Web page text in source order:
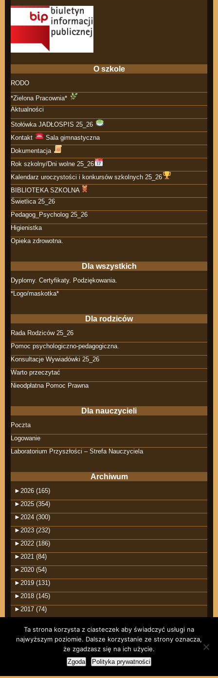
O szkole
RODO
*Zielona Pracownia*
Aktualności
Stołówka JADŁOSPIS 25_26
Kontakt
Sala gimnastyczna
Dokumentacja
Rok szkolny/Dni wolne 25_26
Kalendarz uroczystości i konkursów szkolnych 25_26
BIBLIOTEKA SZKOLNA
Świetlica 25_26
Pedagog_Psycholog 25_26
Higienistka
Opieka zdrowotna.
Dla wszystkich
Dyplomy. Certyfikaty. Podziękowania.
*Logo/maskotka*
Dla rodziców
Rada Rodziców 25_26
Pomoc psychologiczno-pedagogiczna.
Konsultacje Wywiadówki 25_26
Warto przeczytać
Nieodpłatna Pomoc Prawna
Dla nauczycieli
Poczta
Logowanie
Laboratorium Przyszłości – Strefa Nauczyciela
Archiwum
► 2026 (165)
► 2025 (354)
► 2024 (300)
► 2023 (232)
► 2022 (186)
► 2021 (84)
► 2020 (54)
► 2019 (131)
► 2018 (145)
► 2017 (74)
©2026 raindrops
Wpisy RSS
Komentarze RSS
Ta strona korzysta z ciasteczek aby świadczyć usługi na
najwyższym poziomie. Dalsze korzystanie ze strony oznacza,
że zgadzasz się na ich użycie.
Zgoda Polityka prywatności